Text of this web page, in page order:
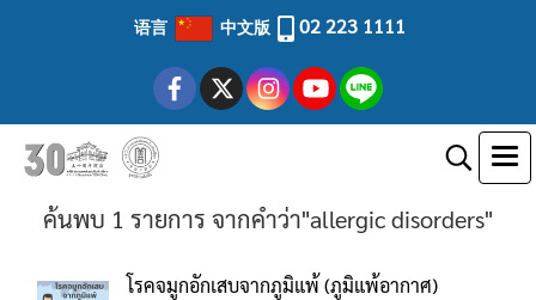
语言 中文版 02 223 1111
ค้นพบ 1 รายการ จากคำว่า"allergic disorders"
โรคจมูกอักเสบจากภูมิแพ้ (ภูมิแพ้อากาศ)